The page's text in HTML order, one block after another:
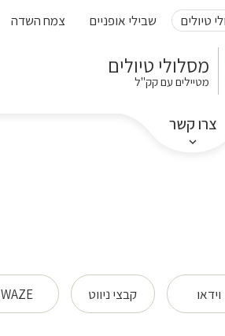
טיולים שבילי אופניים צמח השדה
מסלולי טיולים
מטיילים עם קק"ל
צרו קשר
וידאו קבצי ניווט WAZE